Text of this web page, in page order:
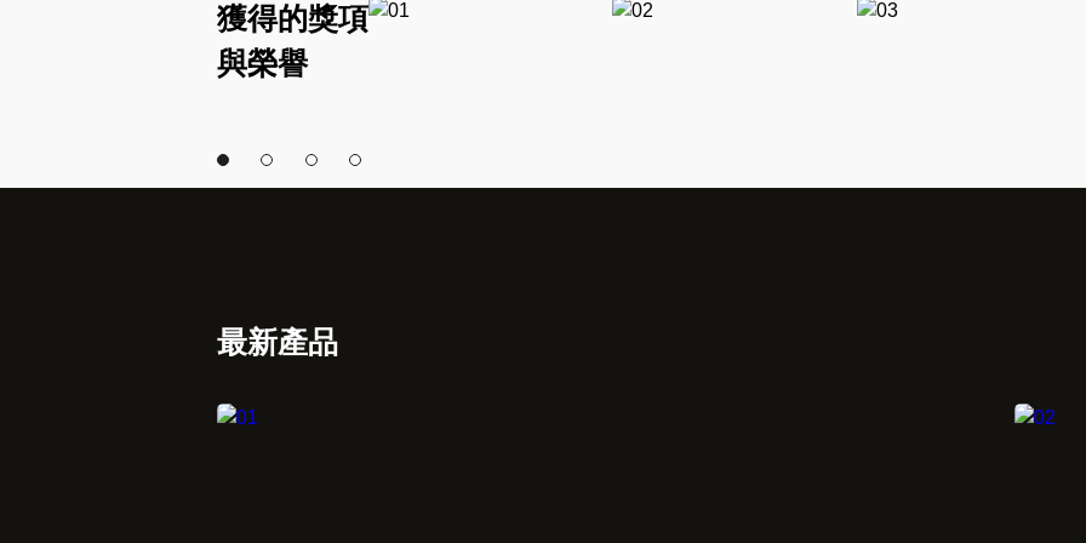
獲得的獎項
與榮譽
最新產品